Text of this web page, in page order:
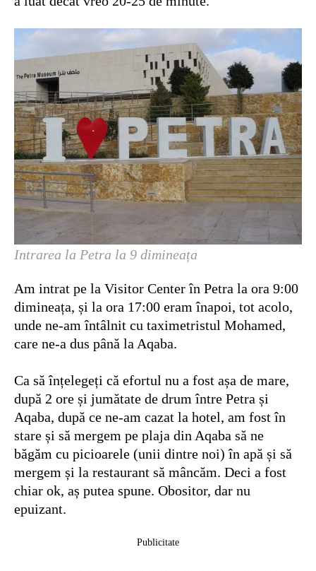
Intrarea la Petra la 9 dimineața
Am intrat pe la Visitor Center în Petra la ora 9:00
dimineața, și la ora 17:00 eram înapoi, tot acolo,
unde ne-am întâlnit cu taximetristul Mohamed,
care ne-a dus până la Aqaba.
Ca să înțelegeți că efortul nu a fost așa de mare,
după 2 ore și jumătate de drum între Petra și
Aqaba, după ce ne-am cazat la hotel, am fost în
stare și să mergem pe plaja din Aqaba să ne
băgăm cu picioarele (unii dintre noi) în apă și să
mergem și la restaurant să mâncăm. Deci a fost
chiar ok, aș putea spune. Obositor, dar nu
epuizant.
Publicitate